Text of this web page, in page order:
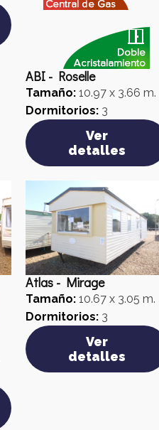
ABI - Roselle
Tamaño: 10.97 x 3.66 m.
Dormitorios: 3
Ver
detalles
Atlas - Mirage
Tamaño: 10.67 x 3.05 m.
Dormitorios: 3
Ver
detalles